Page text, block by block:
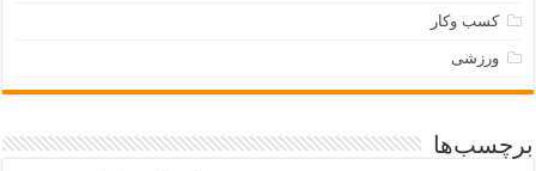
کسب وکار
ورزشی
برچسب‌ها